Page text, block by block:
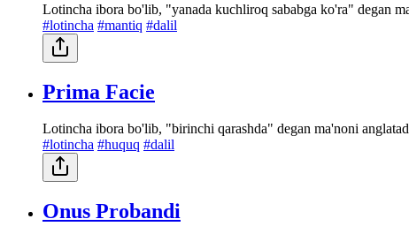
Lotincha ibora bo'lib, "yanada kuchliroq sababga ko'ra" degan
#lotincha #mantiq #dalil
Prima Facie
Lotincha ibora bo'lib, "birinchi qarashda" degan ma'noni
#lotincha #huquq #dalil
Onus Probandi